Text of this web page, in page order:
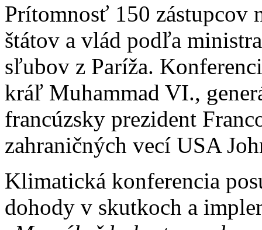
Prítomnosť 150 zástupcov
štátov a vlád podľa
sľubov z Paríža.
kráľ Muhammad VI.,
francúzsky prezident
zahraničných vecí USA
Klimatická konferencia
dohody v skutkoch a